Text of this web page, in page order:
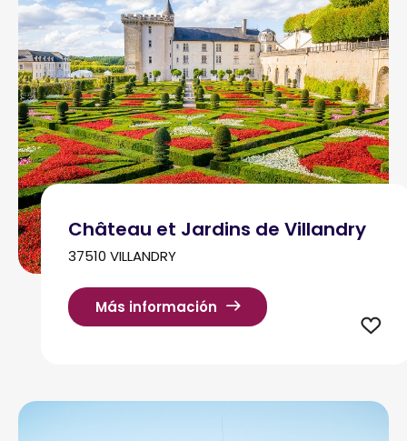
Château et Jardins de Villandry
37510 VILLANDRY
Más información